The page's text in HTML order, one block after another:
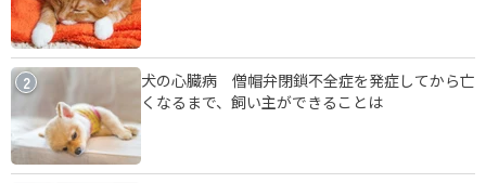
2
犬の心臓病 僧帽弁閉鎖不全症を発症してから亡
くなるまで、飼い主ができることは